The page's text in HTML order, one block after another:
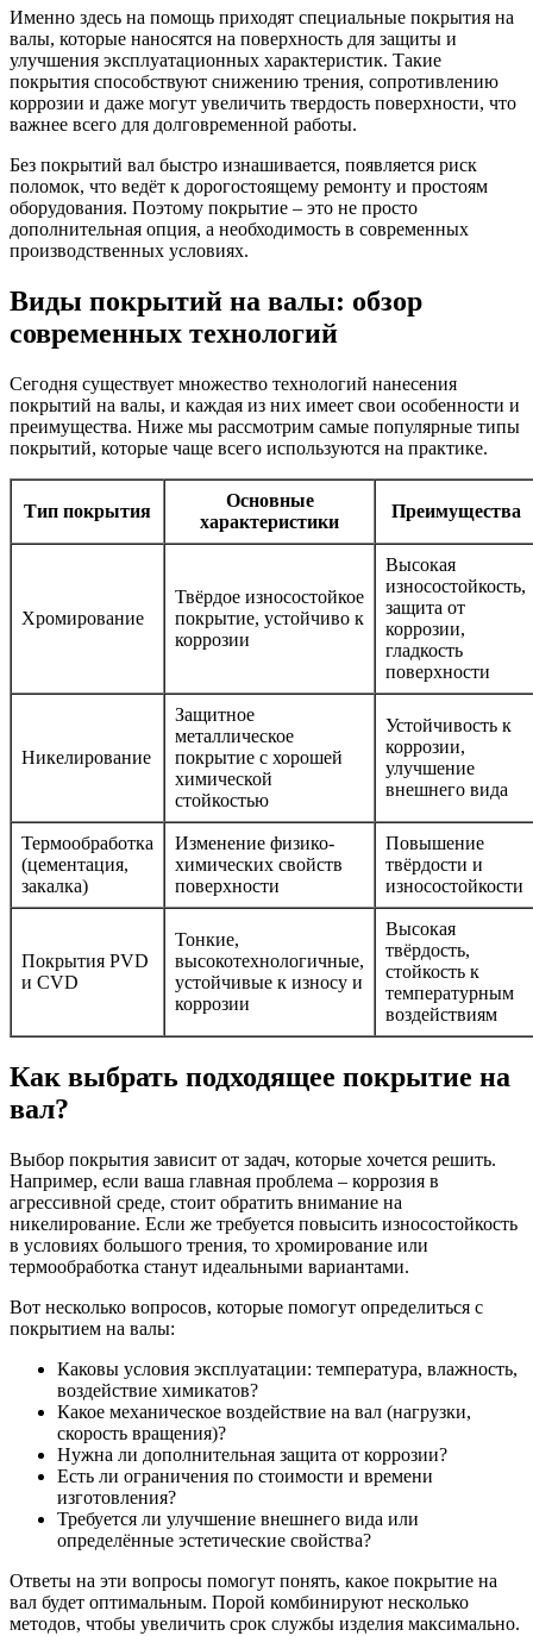
Именно здесь на помощь приходят специальные покрытия на
валы, которые наносятся на поверхность для защиты и
улучшения эксплуатационных характеристик. Такие
покрытия способствуют снижению трения, сопротивлению
коррозии и даже могут увеличить твердость поверхности, что
важнее всего для долговременной работы.
Без покрытий вал быстро изнашивается, появляется риск
поломок, что ведёт к дорогостоящему ремонту и простоям
оборудования. Поэтому покрытие – это не просто
дополнительная опция, а необходимость в современных
производственных условиях.
Виды покрытий на валы: обзор
современных технологий
Сегодня существует множество технологий нанесения
покрытий на валы, и каждая из них имеет свои особенности и
преимущества. Ниже мы рассмотрим самые популярные типы
покрытий, которые чаще всего используются на практике.
Тип покрытия
Основные
характеристики
Преимущества
Хромирование
Твёрдое износостойкое
покрытие, устойчиво к
коррозии
Высокая
износостойкость,
защита от
коррозии,
гладкость
поверхности
Никелирование
Защитное
металлическое
покрытие с хорошей
химической
стойкостью
Устойчивость к
коррозии,
улучшение
внешнего вида
Термообработка
(цементация,
закалка)
Изменение физико-
химических свойств
поверхности
Повышение
твёрдости и
износостойкости
Покрытия PVD
и CVD
Тонкие,
высокотехнологичные,
устойчивые к износу и
коррозии
Высокая
твёрдость,
стойкость к
температурным
воздействиям
Как выбрать подходящее покрытие на
вал?
Выбор покрытия зависит от задач, которые хочется решить.
Например, если ваша главная проблема – коррозия в
агрессивной среде, стоит обратить внимание на
никелирование. Если же требуется повысить износостойкость
в условиях большого трения, то хромирование или
термообработка станут идеальными вариантами.
Вот несколько вопросов, которые помогут определиться с
покрытием на валы:
Каковы условия эксплуатации: температура, влажность,
воздействие химикатов?
Какое механическое воздействие на вал (нагрузки,
скорость вращения)?
Нужна ли дополнительная защита от коррозии?
Есть ли ограничения по стоимости и времени
изготовления?
Требуется ли улучшение внешнего вида или
определённые эстетические свойства?
Ответы на эти вопросы помогут понять, какое покрытие на
вал будет оптимальным. Порой комбинируют несколько
методов, чтобы увеличить срок службы изделия максимально.